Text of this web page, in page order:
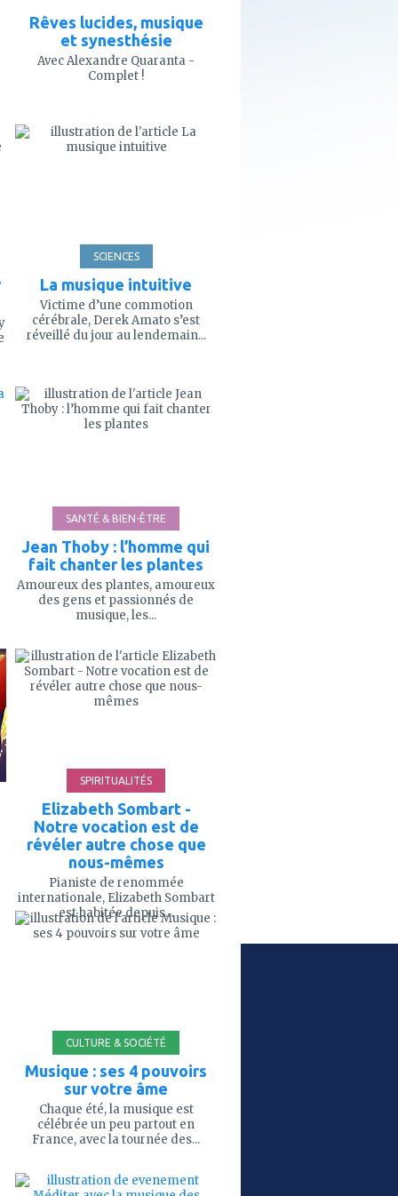
Rêves lucides, musique
et synesthésie
Avec Alexandre Quaranta -
Complet !
SCIENCES
La musique intuitive
Victime d’une commotion
cérébrale, Derek Amato s’est
réveillé du jour au lendemain...
mes
SANTÉ & BIEN-ÊTRE
Jean Thoby : l’homme qui
fait chanter les plantes
Amoureux des plantes, amoureux
des gens et passionnés de
musique, les...
à
mes
favoris
SPIRITUALITÉS
Elizabeth Sombart -
Notre vocation est de
révéler autre chose que
nous-mêmes
Pianiste de renommée
internationale, Elizabeth Sombart
est habitée depuis...
ajouter
à
mes
CULTURE & SOCIÉTÉ
Musique : ses 4 pouvoirs
sur votre âme
Chaque été, la musique est
célébrée un peu partout en
France, avec la tournée des...